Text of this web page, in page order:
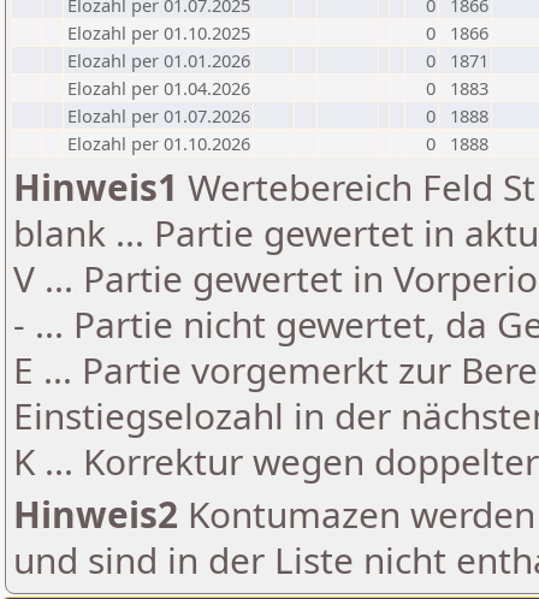
Elozahl per 01.07.2025
0
1866
Elozahl per 01.10.2025
0
1866
Elozahl per 01.01.2026
0
1871
Elozahl per 01.04.2026
0
1883
Elozahl per 01.07.2026
0
1888
Elozahl per 01.10.2026
0 1888
Hinweis1 Wertebereich Feld
blank ... Partie gewertet in
V ... Partie gewertet in
- ... Partie nicht gewertet, da
E ... Partie vorgemerkt zur
Einstiegselozahl in der
K ... Korrektur wegen
Hinweis2 Kontumazen
und sind in der Liste nicht